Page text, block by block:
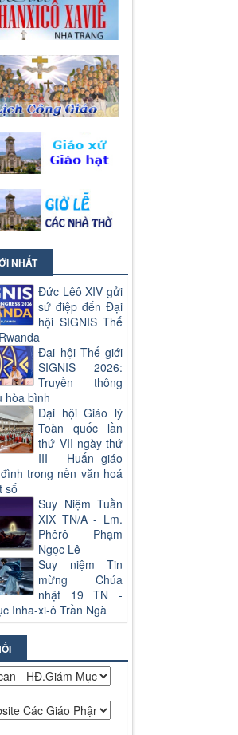
NHẤT
Đức Lêô XIV gửi
sứ điệp đến Đại
hội SIGNIS Thế
Đại hội Thế giới
SIGNIS 2026:
Truyền thông
hòa bình
Đại hội Giáo lý
Toàn quốc lần
thứ VII ngày thứ
III - Huấn giáo
trong nền văn hoá
số
Suy Niệm Tuần
XIX TN/A - Lm.
Phêrô Phạm
Ngọc Lê
Suy niệm Tin
mừng Chúa
nhật 19 TN -
Inha-xi-ô Trần Ngà